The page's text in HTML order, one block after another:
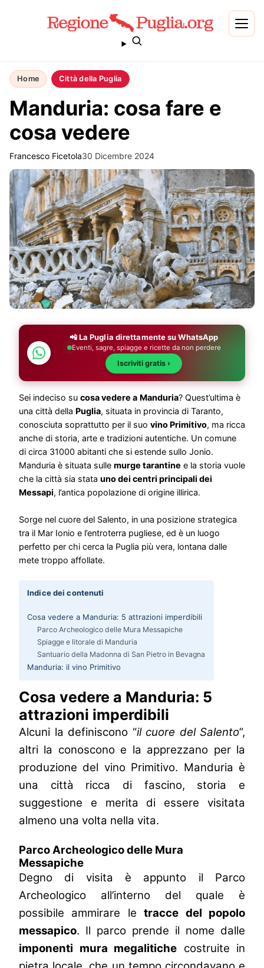
Home Città della Puglia
Manduria: cosa fare e
cosa vedere
Francesco Ficetola30 Dicembre 2024
📲 La Puglia direttamente su WhatsApp
Eventi, sagre, spiagge e ricette da non perdere
Iscriviti gratis ›
Sei indeciso su cosa vedere a Manduria? Quest’ultima è
una città della Puglia, situata in provincia di Taranto,
conosciuta soprattutto per il suo vino Primitivo, ma ricca
anche di storia, arte e tradizioni autentiche. Un comune
di circa 31000 abitanti che si estende sullo Jonio.
Manduria è situata sulle murge tarantine e la storia vuole
che la città sia stata uno dei centri principali dei
Messapi, l’antica popolazione di origine illirica.
Sorge nel cuore del Salento, in una posizione strategica
tra il Mar Ionio e l’entroterra pugliese, ed è un luogo
perfetto per chi cerca la Puglia più vera, lontana dalle
mete troppo affollate.
Indice dei contenuti
Cosa vedere a Manduria: 5 attrazioni imperdibili
Parco Archeologico delle Mura Messapiche
Spiagge e litorale di Manduria
Santuario della Madonna di San Pietro in Bevagna
Manduria: il vino Primitivo
Cosa vedere a Manduria: 5
attrazioni imperdibili
Alcuni la definiscono “il cuore del Salento”,
altri la conoscono e la apprezzano per la
produzione del vino Primitivo. Manduria è
una città ricca di fascino, storia e
suggestione e merita di essere visitata
almeno una volta nella vita.
Parco Archeologico delle Mura
Messapiche
Degno di visita è appunto il Parco
Archeologico all’interno del quale è
possibile ammirare letracce del popolo
messapico. Il parco prende il nome dalle
imponenti mura megalitiche costruite in